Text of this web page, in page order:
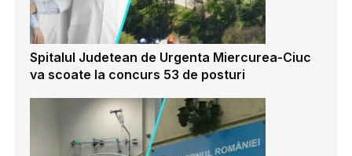
Spitalul Judetean de Urgenta Miercurea-Ciuc
va scoate la concurs 53 de posturi